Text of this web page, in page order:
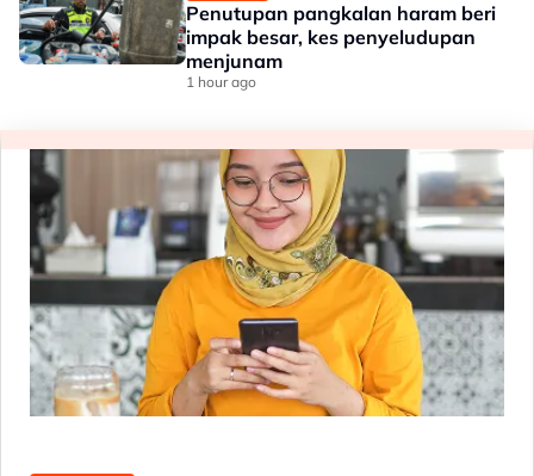
Penutupan pangkalan haram beri
impak besar, kes penyeludupan
menjunam
1 hour ago